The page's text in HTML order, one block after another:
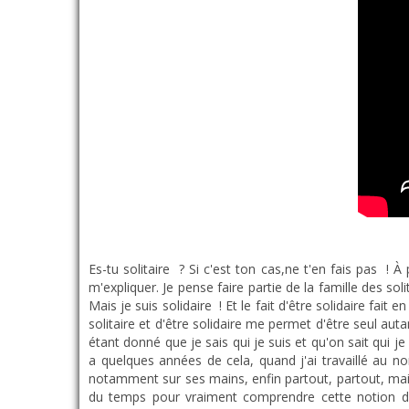
Es-tu solitaire ? Si c'est ton cas,ne t'en fais pas ! À partir du moment où tu es solidaire, tout ira pour le mieux ! Mais avant tout, revenons dans le passé pour que je puisse m'expliquer. Je pense faire partie de la famille des solitaires ! J'aime être seul, j'aime passer du temps seul, et parfois les êtres humains m'agacent ! Donc, oui, je suis solitaire ! Mais je suis solidaire ! Et le fait d'être solidaire fait en sorte que je ne sois pas seul en permanence, que je sois aimé et que l'on m'accueille très régulièrement. Mais le fait d'être solitaire et d'être solidaire me permet d'être seul autant de temps que je le souhaite, mais dès que j'ai une envie de passer du temps avec des gens, je sais qu'on va m'accueillir, étant donné que je sais qui je suis et qu'on sait qui je suis, vu que je suis solidaire ! Donc, en fait, le tout a commencé, cette réflexion de solitaire/solidaire, elle a commencé il y a quelques années de cela, quand j'ai travaillé au nom de MSF, médecins sans frontière, j'avais une de mes manageuses, Tristana, elle avait des tatouages un peu partout, notamment sur ses mains, enfin partout, partout, mais sur ses mains, il y en avait deux qui m'ont interpellé : solitaire – solidaire ; et les deux étaient sur les mains. Et il m'a fallu du temps pour vraiment comprendre cette notion de solitaire/solidaire. Si tu es solitaire, mais pas solidaire, tu seras toujours seul. Que, si tu es solitaire, mais que tu es également solidaire, tu seras seul, mais tu seras accompagné également. Dans le sens où, une personne solitaire, c'est une personne qui aime être seule, qui va passer du temps seule, mais, au fond d'elle, de temps en temps, elle aime bien voir des gens, elle aime bien socialiser, elle aime bien rigoler, profiter, être au sein d'une communauté, mais elle veut pas y rester trop longtemps, elle a besoin de son espace elle-même, elle a besoin d'être avec elle-même, elle a besoin d'être seule dans la nature, chez elle, elle n'aime pas être constamment entourée de personnes, parfois elle va même critiquer beaucoup, juger beaucoup les gens, ça, c'est une personne solitaire ! Mais, au fond d'elle, elle aime développer des relations. Il y a beaucoup de gens, en cet instant, et avec toute la psychologie que j'ai pu étudier, qui se pensent solitaire, mais c'est juste qu'ils sont extrêmement timides et qu'ils ont du mal à aller vers les autres, et vu qu'ils ont du mal à aller vers les autres, ils ont du mal à développer des relations, ils se pensent solitaires ! Alors que ce qu'ils ont, ce qu'ils sont, cela n'est absolument pas ça ! Ils ne sont pas solitaires, ils se disent l'être parce que cela les conforte dans leur manque d'estime de qui ils sont ! Mais la solution, l'une d'entre elles pour être exact, parce qu'il y en a plusieurs, c'est de développer énormément de solidarité malgré ta solitude. Dans le sens où tu vas être constamment là, à aider les gens, tu es constamment là si on a